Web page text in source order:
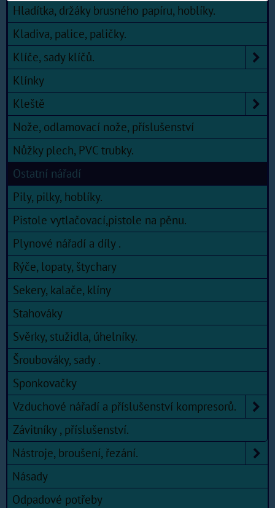
Hladítka, držáky brusného papíru, hoblíky.
Kladiva, palice, paličky.
Klíče, sady klíčů.
Klínky
Kleště
Nože, odlamovací nože, příslušenství
Nůžky plech, PVC trubky.
Ostatní nářadí
Pily, pilky, hoblíky.
Pistole vytlačovací,pistole na pěnu.
Plynové nářadí a díly .
Rýče, lopaty, štychary
Sekery, kalače, klíny
Stahováky
Svěrky, stužidla, úhelníky.
Šroubováky, sady .
Sponkovačky
Vzduchové nářadí a příslušenství kompresorů.
Závitníky , příslušenství.
Nástroje, broušení, řezání.
Násady
Odpadové potřeby